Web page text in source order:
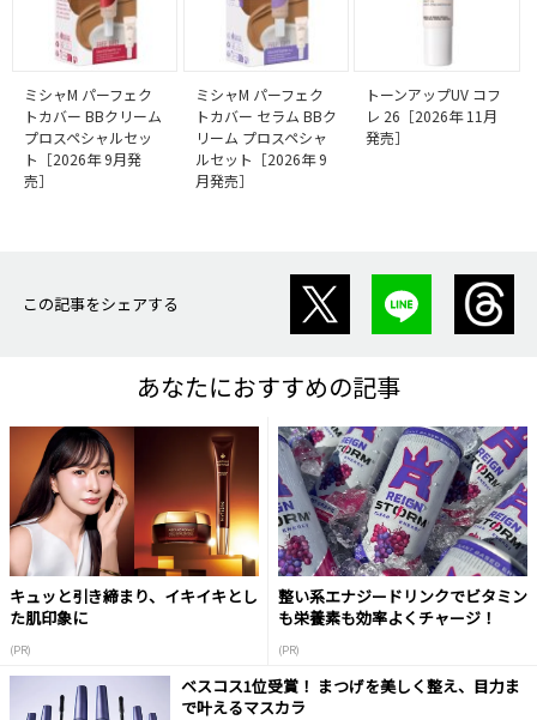
ミシャM パーフェク
トカバー BBクリーム
プロスペシャルセッ
ト［2026年 9月発
売］
ミシャM パーフェク
トカバー セラム BBク
リーム プロスペシャ
ルセット［2026年 9
月発売］
トーンアップUV コフ
レ 26［2026年 11月
発売］
この記事をシェアする
あなたにおすすめの記事
キュッと引き締まり、イキイキとし
た肌印象に
(PR)
整い系エナジードリンクでビタミン
も栄養素も効率よくチャージ！
(PR)
ベスコス1位受賞！ まつげを美しく整え、目力ま
で叶えるマスカラ